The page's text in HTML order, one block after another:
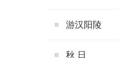
游汉阳陵
秋 日